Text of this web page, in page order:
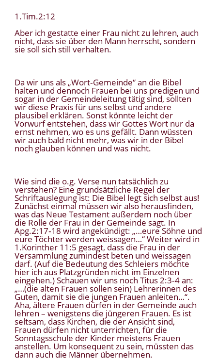
1.Tim.2:12
Aber ich gestatte einer Frau nicht zu lehren, auch
nicht, dass sie über den Mann herrscht, sondern
sie soll sich still verhalten.
Da wir uns als „Wort‑Gemeinde“ an die Bibel
halten und dennoch Frauen bei uns predigen und
sogar in der Gemeindeleitung tätig sind, sollten
wir diese Praxis für uns selbst und andere
plausibel erklären. Sonst könnte leicht der
Vorwurf entstehen, dass wir Gottes Wort nur da
ernst nehmen, wo es uns gefällt. Dann wüssten
wir auch bald nicht mehr, was wir in der Bibel
noch glauben können und was nicht.
Wie sind die o.g. Verse nun tatsächlich zu
verstehen? Eine grundsätzliche Regel der
Schriftauslegung ist: Die Bibel legt sich selbst aus!
Zunächst einmal müssen wir also herausfinden,
was das Neue Testament außerdem noch über
die Rolle der Frau in der Gemeinde sagt. In
Apg.2:17‑18 wird angekündigt: „…eure Söhne und
eure Töchter werden weissagen…“ Weiter wird in
1.Korinther 11:5 gesagt, dass die Frau in der
Versammlung zumindest beten und weissagen
darf. (Auf die Bedeutung des Schleiers möchte
hier ich aus Platzgründen nicht im Einzelnen
eingehen.) Schauen wir uns noch Titus 2:3‑4 an:
„…(die alten Frauen sollen sein) Lehrerinnen des
Guten, damit sie die jungen Frauen anleiten…“.
Aha, ältere Frauen dürfen in der Gemeinde auch
lehren – wenigstens die jüngeren Frauen. Es ist
seltsam, dass Kirchen, die der Ansicht sind,
Frauen dürfen nicht unterrichten, für die
Sonntagsschule der Kinder meistens Frauen
anstellen. Um konsequent zu sein, müssten das
dann auch die Männer übernehmen.